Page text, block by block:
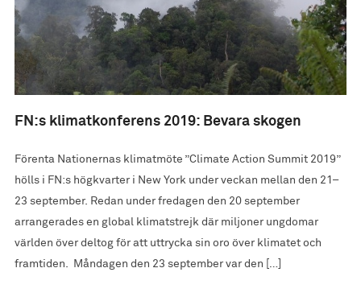
FN:s klimatkonferens 2019: Bevara skogen
Förenta Nationernas klimatmöte ”Climate Action Summit 2019”
hölls i FN:s högkvarter i New York under veckan mellan den 21–
23 september. Redan under fredagen den 20 september
arrangerades en global klimatstrejk där miljoner ungdomar
världen över deltog för att uttrycka sin oro över klimatet och
framtiden. Måndagen den 23 september var den […]